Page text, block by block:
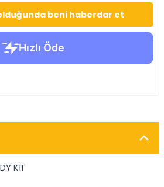
beni haberdar et
KİT